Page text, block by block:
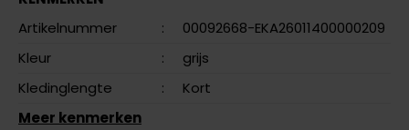
Artikelnummer
:
00092668-EKA26011400000209
Kleur
:
grijs
Kledinglengte
:
Kort
Meer kenmerken